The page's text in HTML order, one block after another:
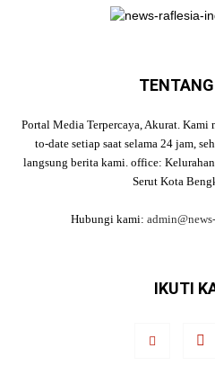
Portal Media Terpercaya, Akurat. Kami
to-date setiap saat selama 24 jam,
langsung berita kami. office:
Serut Kota
Hubungi kami:
IKUTI